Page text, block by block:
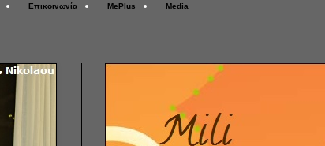
Επικοινωνία MePlus Media